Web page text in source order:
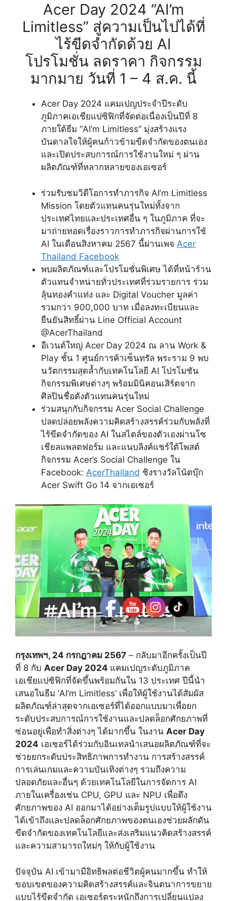
Acer Day 2024 “AI’m
Limitless” สู่ความเป็นไปได้ที่
ไร้ขีดจำกัดด้วย AI
โปรโมชั่น ลดราคา กิจกรรม
มากมาย วันที่ 1 – 4 ส.ค. นี้
Acer Day 2024 แคมเปญประจำปีระดับ
ภูมิภาคเอเชียแปซิฟิกที่จัดต่อเนื่องเป็นปีที่ 8
ภายใต้ธีม “AI’m Limitless” มุ่งสร้างแรง
บันดาลใจให้ผู้คนก้าวข้ามขีดจำกัดของตนเอง
และเปิดประสบการณ์การใช้งานใหม่ ๆ ผ่าน
ผลิตภัณฑ์ที่หลากหลายของเอเซอร์
ร่วมรับชมวิดีโอการทำภารกิจ AI’m Limitless
Mission โดยตัวแทนคนรุ่นใหม่ทั้งจาก
ประเทศไทยและประเทศอื่น ๆ ในภูมิภาค ที่จะ
มาถ่ายทอดเรื่องราวการทำภารกิจผ่านการใช้
AI ในเดือนสิงหาคม 2567 นี้ผ่านเพจ Acer
Thailand Facebook
พบผลิตภัณฑ์และโปรโมชั่นพิเศษ ได้ที่หน้าร้าน
ตัวแทนจำหน่ายทั่วประเทศที่ร่วมรายการ ร่วม
ลุ้นทองคำแท่ง และ Digital Voucher มูลค่า
รวมกว่า 900,000 บาท เมื่อลงทะเบียนและ
ยืนยันสิทธิ์ผ่าน Line Official Account
@AcerThailand
อีเวนต์ใหญ่ Acer Day 2024 ณ ลาน Work &
Play ชั้น 1 ศูนย์การค้าเซ็นทรัล พระราม 9 พบ
นวัตกรรมสุดล้ำกับเทคโนโลยี AI โปรโมชัน
กิจกรรมพิเศษต่างๆ พร้อมมินิคอนเสิร์ตจาก
ศิลปินชื่อดังตัวแทนคนรุ่นใหม่
ร่วมสนุกกับกิจกรรม Acer Social Challenge
ปลดปล่อยพลังความคิดสร้างสรรค์ร่วมกับพลังที่
ไร้ขีดจำกัดของ AI ในสไตล์ของตัวเองผ่านโซ
เชียลแพลตฟอร์ม และแนบลิงค์แชร์ใต้โพสต์
กิจกรรม Acer’s Social Challenge ใน
Facebook: AcerThailand ชิงรางวัลโน้ตบุ๊ก
Acer Swift Go 14 จากเอเซอร์
กรุงเทพฯ, 24 กรกฎาคม 2567 – กลับมาอีกครั้งเป็นปี
ที่ 8 กับ Acer Day 2024 แคมเปญระดับภูมิภาค
เอเชียแปซิฟิกที่จัดขึ้นพร้อมกันใน 13 ประเทศ ปีนี้นำ
เสนอในธีม ‘AI’m Limitless’ เพื่อให้ผู้ใช้งานได้สัมผัส
ผลิตภัณฑ์ล่าสุดจากเอเซอร์ที่ได้ออกแบบมาเพื่อยก
ระดับประสบการณ์การใช้งานและปลดล็อกศักยภาพที่
ซ่อนอยู่เพื่อทำสิ่งต่างๆ ได้มากขึ้น ในงาน Acer Day
2024 เอเซอร์ได้ร่วมกับอินเทลนำเสนอผลิตภัณฑ์ที่จะ
ช่วยยกระดับประสิทธิภาพการทำงาน การสร้างสรรค์
การเล่นเกมและความบันเทิงต่างๆ รวมถึงความ
ปลอดภัยและอื่นๆ ด้วยเทคโนโลยีในการจัดการ AI
ภายในเครื่องเช่น CPU, GPU และ NPU เพื่อดึง
ศักยภาพของ AI ออกมาได้อย่างเต็มรูปแบบให้ผู้ใช้งาน
ได้เข้าถึงและปลดล็อกศักยภาพของตนเองช่วยผลักดัน
ขีดจำกัดของเทคโนโลยีและส่งเสริมแนวคิดสร้างสรรค์
และความสามารถใหม่ๆ ให้กับผู้ใช้งาน
ปัจจุบัน AI เข้ามามีอิทธิพลต่อชีวิตผู้คนมากขึ้น ทำให้
ขอบเขตของความคิดสร้างสรรค์และจินตนาการขยาย
แบบไร้ขีดจำกัด เอเซอร์ตระหนักถึงการเปลี่ยนแปลง